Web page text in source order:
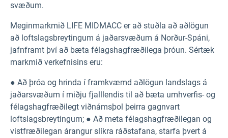
svæðum.
Meginmarkmið LIFE MIDMACC er að stuðla að aðlögun
að loftslagsbreytingum á jaðarsvæðum á Norður-Spáni,
jafnframt því að bæta félagshagfræðilega þróun. Sértæk
markmið verkefnisins eru:
● Að þróa og hrinda í framkvæmd aðlögun landslags á
jaðarsvæðum í miðju fjalllendis til að bæta umhverfis- og
félagshagfræðilegt viðnámsþol þeirra gagnvart
loftslagsbreytingum; ● Að meta félagshagfræðilegan og
vistfræðilegan árangur slíkra ráðstafana, starfa þvert á